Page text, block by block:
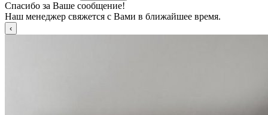
Спасибо за Ваше сообщение!
Наш менеджер свяжется с Вами в ближайшее время.